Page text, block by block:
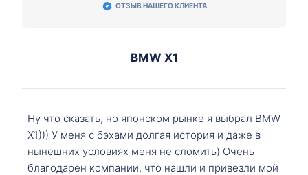
ОТЗЫВ НАШЕГО КЛИЕНТА
BMW X1
Ну что сказать, но японском рынке я выбрал BMW
X1))) У меня с бэхами долгая история и даже в
нынешних условиях меня не сломить) Очень
благодарен компании, что нашли и привезли мой